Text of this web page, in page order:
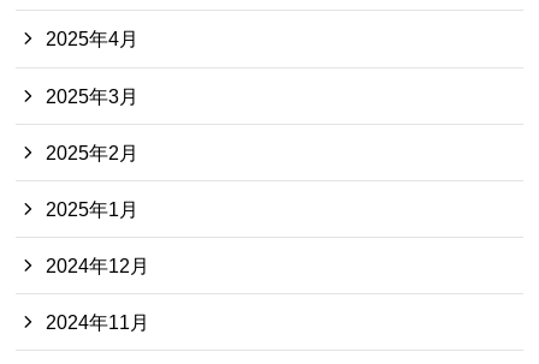
2025年4月
2025年3月
2025年2月
2025年1月
2024年12月
2024年11月